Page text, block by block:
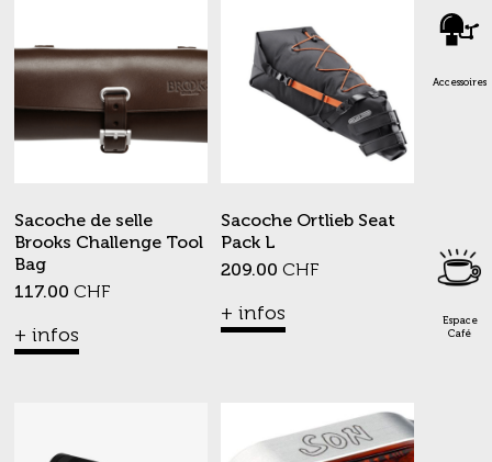
Accessoires
Espace
Café
Sacoche de selle
Brooks Challenge Tool
Bag
117.00 CHF
+ infos
Sacoche Ortlieb Seat
Pack L
209.00CHF
+ infos